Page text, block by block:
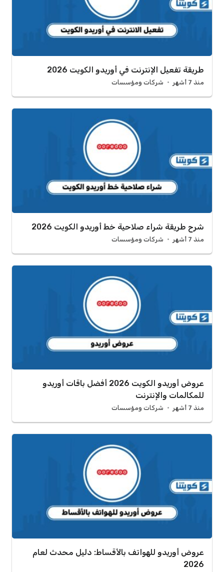
طريقة تفعيل الإنترنت في أوريدو الكويت 2026
منذ 7 أشهر شركات ومؤسسات
شرح طريقة شراء صلاحية خط أوريدو الكويت 2026
منذ 7 أشهر شركات ومؤسسات
عروض أوريدو الكويت 2026 أفضل باقات أوريدو
للمكالمات والإنترنت
منذ 7 أشهر شركات ومؤسسات
عروض أوريدو للهواتف بالأقساط: دليل محدث لعام
2026